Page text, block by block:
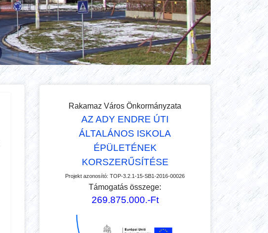
Rakamaz Város Önkormányzata
AZ ADY ENDRE ÚTI
ÁLTALÁNOS ISKOLA
ÉPÜLETÉNEK
KORSZERŰSÍTÉSE
Projekt azonosító: TOP-3.2.1-15-SB1-2016-00026
Támogatás összege:
269.875.000.-Ft